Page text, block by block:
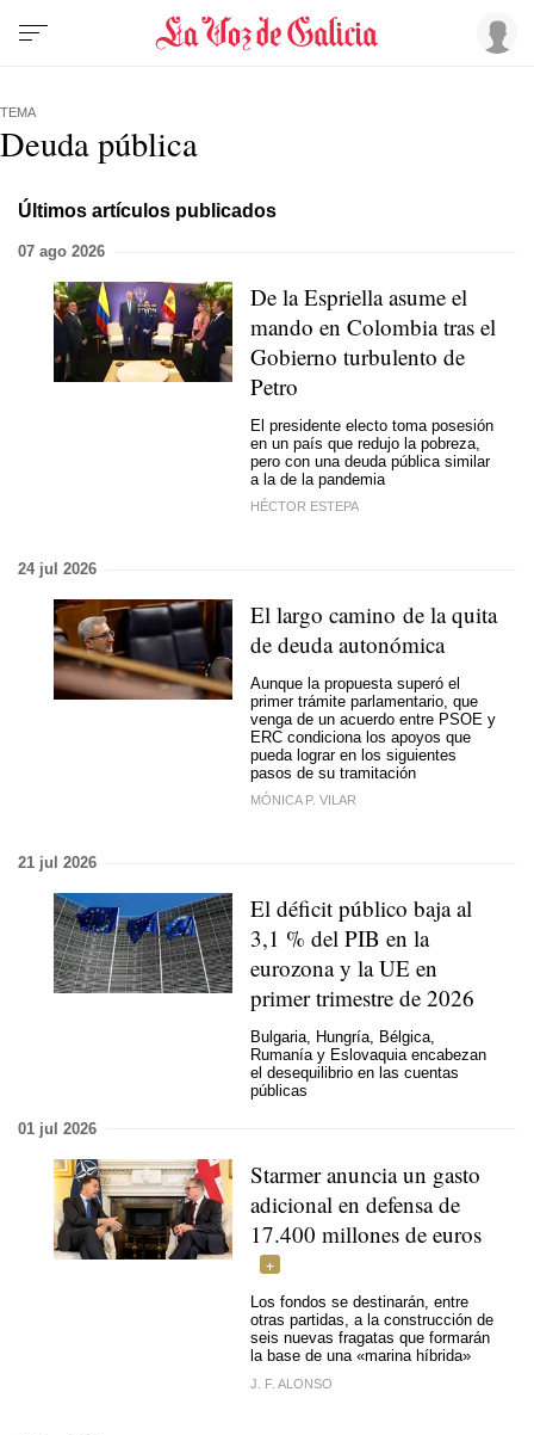
TEMA
Deuda pública
Últimos artículos publicados
07 ago 2026
De la Espriella asume el
mando en Colombia tras el
Gobierno turbulento de
Petro
El presidente electo toma posesión
en un país que redujo la pobreza,
pero con una deuda pública similar
a la de la pandemia
HÉCTOR ESTEPA
24 jul 2026
El largo camino de la quita
de deuda autonómica
Aunque la propuesta superó el
primer trámite parlamentario, que
venga de un acuerdo entre PSOE y
ERC condiciona los apoyos que
pueda lograr en los siguientes
pasos de su tramitación
MÓNICA P. VILAR
21 jul 2026
El déficit público baja al
3,1 % del PIB en la
eurozona y la UE en
primer trimestre de 2026
Bulgaria, Hungría, Bélgica,
Rumanía y Eslovaquia encabezan
el desequilibrio en las cuentas
públicas
01 jul 2026
Starmer anuncia un gasto
adicional en defensa de
17.400 millones de euros
Los fondos se destinarán, entre
otras partidas, a la construcción de
seis nuevas fragatas que formarán
la base de una «marina híbrida»
J. F. ALONSO